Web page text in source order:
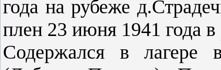
года на рубеже
плен 23 июня 1941 года
Содержался в лагере